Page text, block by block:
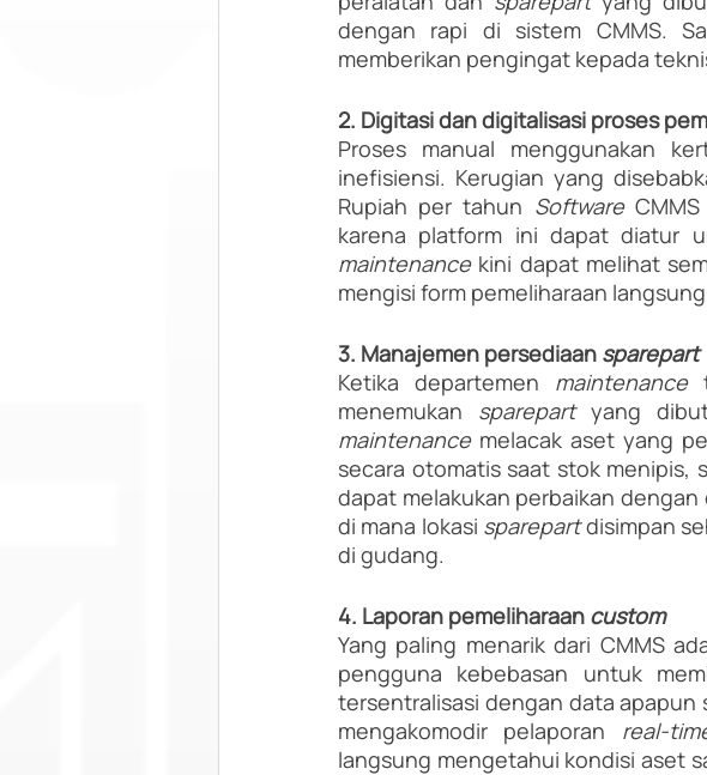
dengan rapi di sistem CMMS.
memberikan pengingat kepada
2. Digitasi dan digitalisasi proses
Proses manual menggunakan
inefisiensi. Kerugian yang
Rupiah per tahun Software
maintenance kini dapat melihat
mengisi form pemeliharaan
3. Manajemen persediaan sparepart
Ketika departemen maintenance
menemukan sparepart
maintenance melacak aset yang
secara otomatis saat stok menipis,
dapat melakukan perbaikan
di mana lokasi sparepart disimpan
di gudang.
4. Laporan pemeliharaan custom
Yang paling menarik dari CMMS
pengguna kebebasan untuk
tersentralisasi dengan data
mengakomodir pelaporan real-
langsung mengetahui kondisi aset